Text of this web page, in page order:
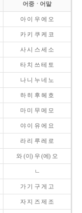
어중ㆍ어말
아 이 우 에 오
카 키 쿠 케 코
사 시 스 세 소
타 치 쓰 테 토
나 니 누 네 노
하 히 후 헤 호
마 미 무 메 모
야 이 유 에 요
라 리 루 레 로
와 (이) 우 (에) 오
ㄴ
가 기 구 게 고
자 지 즈 제 조